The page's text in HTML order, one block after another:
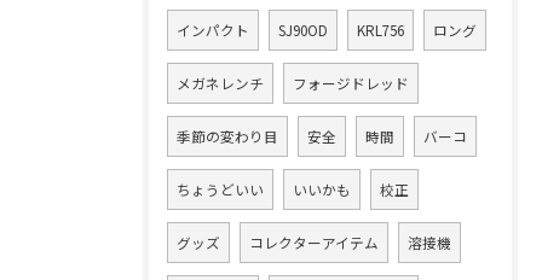
インパクト SJ90OD KRL756 ロング
メガネレンチ フォージドレッド
季節の変わり目 安全 時間 バーコ
ちょうどいい いいかも 校正
グッズ コレクターアイテム 溶接機